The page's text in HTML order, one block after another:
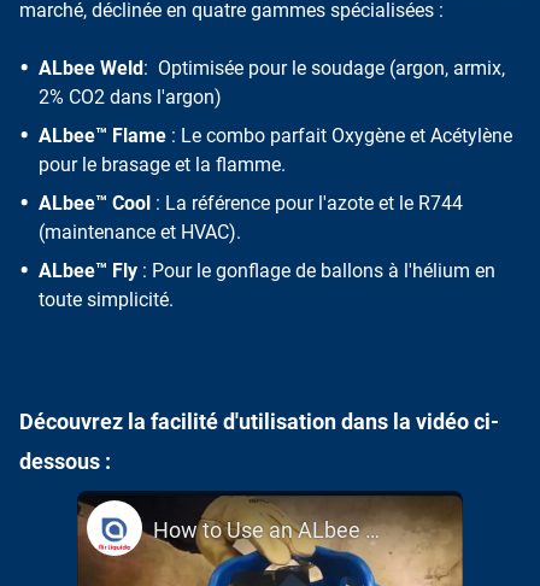
marché, déclinée en quatre gammes spécialisées :
ALbee Weld: Optimisée pour le soudage (argon, armix,
2% CO2 dans l'argon)
ALbee™ Flame : Le combo parfait Oxygène et Acétylène
pour le brasage et la flamme.
ALbee™ Cool : La référence pour l'azote et le R744
(maintenance et HVAC).
ALbee™ Fly : Pour le gonflage de ballons à l'hélium en
toute simplicité.
Découvrez la facilité d'utilisation dans la vidéo ci-
dessous :
How to Use an ALbee Cylinder